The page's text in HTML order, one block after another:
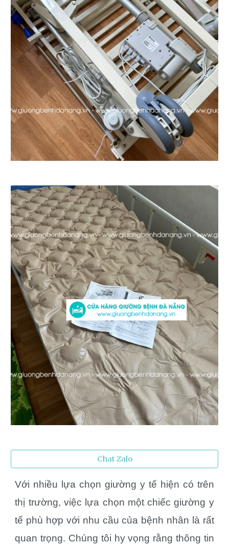
Chat Zalo
Với nhiều lựa chọn giường y tế hiện có trên
thị trường, việc lựa chọn một chiếc giường y
tế phù hợp với nhu cầu của bệnh nhân là rất
quan trọng. Chúng tôi hy vọng rằng thông tin